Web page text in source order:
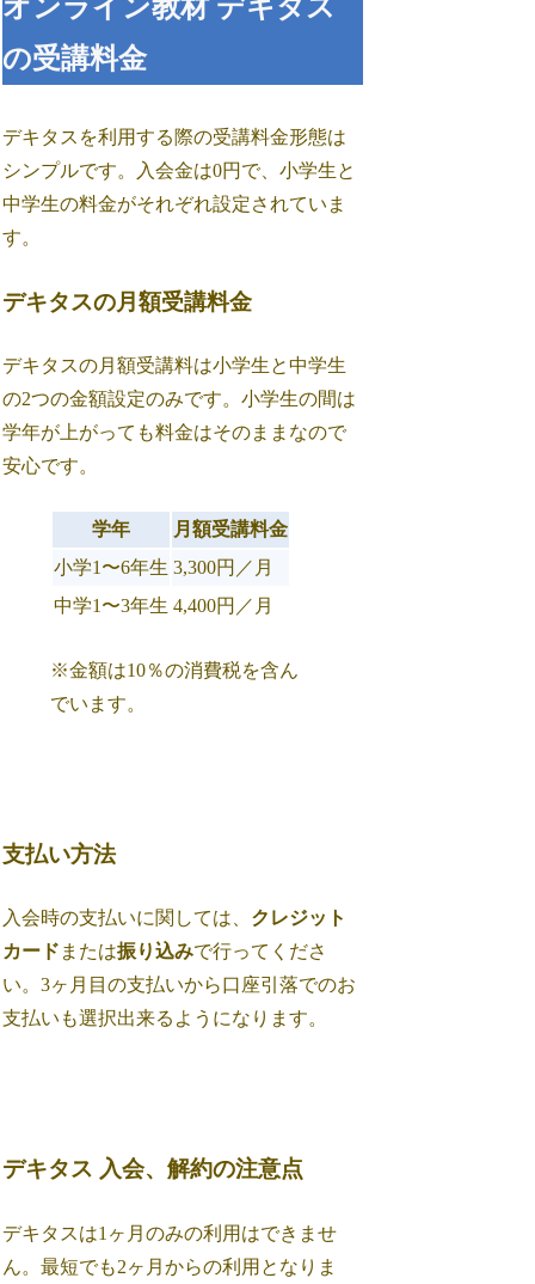
オンライン教材 デキタス
の受講料金
デキタスを利用する際の受講料金形態は
シンプルです。入会金は0円で、小学生と
中学生の料金がそれぞれ設定されていま
す。
デキタスの月額受講料金
デキタスの月額受講料は小学生と中学生
の2つの金額設定のみです。小学生の間は
学年が上がっても料金はそのままなので
安心です。
学年
月額受講料金
小学1〜6年生 3,300円／月
中学1〜3年生 4,400円／月
※金額は10％の消費税を含ん
でいます。
支払い方法
入会時の支払いに関しては、 クレジット
カード または振り込みで行ってくださ
い。3ヶ月目の支払いから口座引落でのお
支払いも選択出来るようになります。
デキタス 入会、解約の注意点
デキタスは1ヶ月のみの利用はできませ
ん。最短でも2ヶ月からの利用となりま